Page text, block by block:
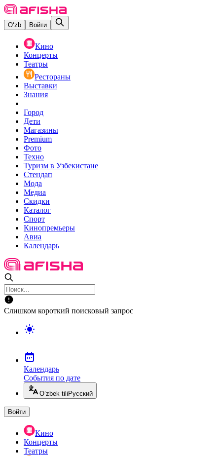
O‘zb Войти
Кино
Концерты
Театры
Рестораны
Выставки
Знания
Город
Дети
Магазины
Premium
Фото
Техно
Туризм в Узбекистане
Стендап
Мода
Медиа
Скидки
Каталог
Спорт
Кинопремьеры
Авиа
Календарь
Слишком короткий поисковый запрос
Календарь
События по дате
O’zbek tili Русский
Войти
Кино
Концерты
Театры